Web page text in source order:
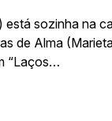
está sozinha na
de Alma
“Laços…